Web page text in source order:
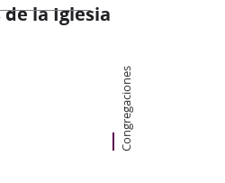
la Iglesia
Congregaciones